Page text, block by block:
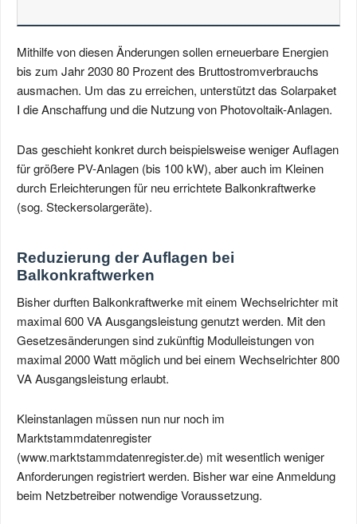
Mithilfe von diesen Änderungen sollen erneuerbare Energien
bis zum Jahr 2030 80 Prozent des Bruttostromverbrauchs
ausmachen. Um das zu erreichen, unterstützt das Solarpaket
Ⅰ die Anschaffung und die Nutzung von Photovoltaik-Anlagen.
Das geschieht konkret durch beispielsweise weniger Auflagen
für größere PV-Anlagen (bis 100 kW), aber auch im Kleinen
durch Erleichterungen für neu errichtete Balkonkraftwerke
(sog. Steckersolargeräte).
Reduzierung der Auflagen bei
Balkonkraftwerken
Bisher durften Balkonkraftwerke mit einem Wechselrichter mit
maximal 600 VA Ausgangsleistung genutzt werden. Mit den
Gesetzesänderungen sind zukünftig Modulleistungen von
maximal 2000 Watt möglich und bei einem Wechselrichter 800
VA Ausgangsleistung erlaubt.
Kleinstanlagen müssen nun nur noch im
Marktstammdatenregister
(www.marktstammdatenregister.de) mit wesentlich weniger
Anforderungen registriert werden. Bisher war eine Anmeldung
beim Netzbetreiber notwendige Voraussetzung.